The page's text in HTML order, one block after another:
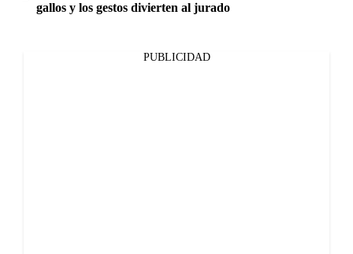
gallos y los gestos divierten al jurado
PUBLICIDAD